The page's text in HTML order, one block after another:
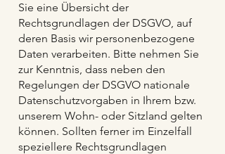
Sie eine Übersicht der
Rechtsgrundlagen der DSGVO, auf
deren Basis wir personenbezogene
Daten verarbeiten. Bitte nehmen Sie
zur Kenntnis, dass neben den
Regelungen der DSGVO nationale
Datenschutzvorgaben in Ihrem bzw.
unserem Wohn- oder Sitzland gelten
können. Sollten ferner im Einzelfall
speziellere Rechtsgrundlagen